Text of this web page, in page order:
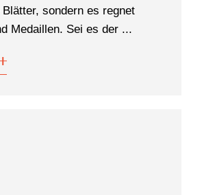
sondern es regnet
Medaillen. Sei es der ...